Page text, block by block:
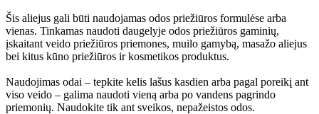
Šis aliejus gali būti naudojamas odos priežiūros formulėse arba
vienas. Tinkamas naudoti daugelyje odos priežiūros gaminių,
įskaitant veido priežiūros priemones, muilo gamybą, masažo aliejus
bei kitus kūno priežiūros ir kosmetikos produktus.
Naudojimas odai – tepkite kelis lašus kasdien arba pagal poreikį ant
viso veido – galima naudoti vieną arba po vandens pagrindo
priemonių. Naudokite tik ant sveikos, nepažeistos odos.